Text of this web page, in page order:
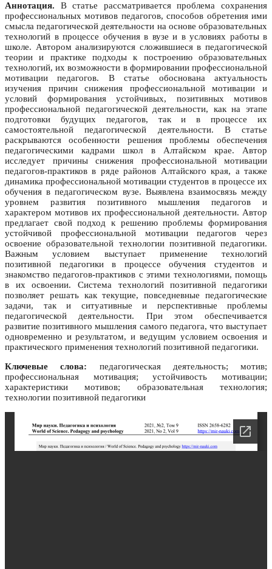
Аннотация. В статье рассматривается проблема сохранения
профессиональных мотивов педагогов, способов обретения ими
смысла педагогической деятельности на основе образовательных
технологий в процессе обучения в вузе и в условиях работы в
школе. Автором анализируются сложившиеся в педагогической
теории и практике подходы к построению образовательных
технологий, их возможности в формировании профессиональной
мотивации педагогов. В статье обоснована актуальность
изучения причин снижения профессиональной мотивации и
условий формирования устойчивых, позитивных мотивов
профессиональной педагогической деятельности, как на этапе
подготовки будущих педагогов, так и в процессе их
самостоятельной педагогической деятельности. В статье
раскрываются особенности решения проблемы обеспечения
педагогическими кадрами школ в Алтайском крае. Автор
исследует причины снижения профессиональной мотивации
педагогов-практиков в ряде районов Алтайского края, а также
динамика профессиональной мотивации студентов в процессе их
обучения в педагогическом вузе. Выявлена взаимосвязь между
уровнем развития позитивного мышления педагогов и
характером мотивов их профессиональной деятельности. Автор
предлагает свой подход к решению проблемы формирования
устойчивой профессиональной мотивации педагогов через
освоение образовательной технологии позитивной педагогики.
Важным условием выступает применение технологий
позитивной педагогики в процессе обучения студентов и
знакомство педагогов-практиков с этими технологиями, помощь
в их освоении. Система технологий позитивной педагогики
позволяет решать как текущие, повседневные педагогические
задачи, так и ситуативные и перспективные проблемы
педагогической деятельности. При этом обеспечивается
развитие позитивного мышления самого педагога, что выступает
одновременно и результатом, и ведущим условием освоения и
практического применения технологий позитивной педагогики.
Ключевые слова: педагогическая деятельность; мотив;
профессиональная мотивация; устойчивость мотивации;
характеристики мотивов; образовательная технология;
технологии позитивной педагогики